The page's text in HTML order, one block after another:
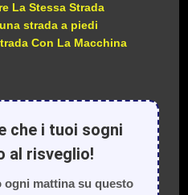
La Stessa Strada
strada a piedi
Con La Macchina
che i tuoi sogni
al risveglio!
mattina su questo